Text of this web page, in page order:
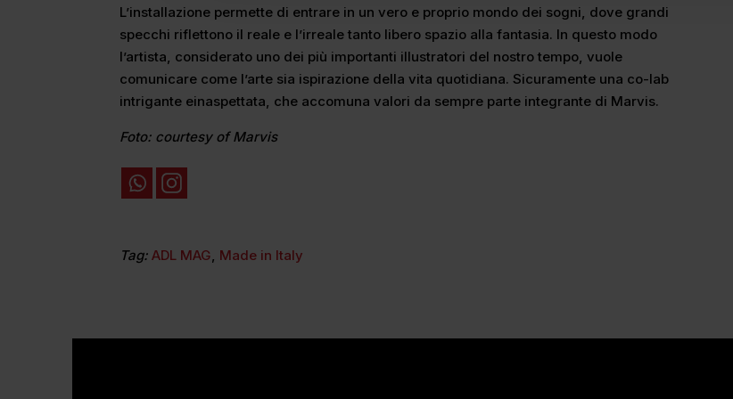
L’installazione permette di entrare in un vero e proprio mondo dei sogni, dove grandi
specchi riflettono il reale e l’irreale tanto libero spazio alla fantasia. In questo modo
l’artista, considerato uno dei più importanti illustratori del nostro tempo, vuole
comunicare come l’arte sia ispirazione della vita quotidiana. Sicuramente una co-lab
intrigante einaspettata, che accomuna valori da sempre parte integrante di Marvis.
Foto: courtesy of Marvis
Tag: ADL MAG, Made in Italy